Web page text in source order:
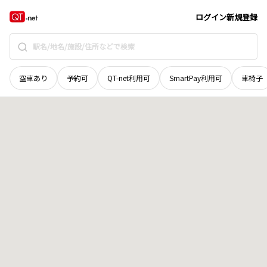
ログイン新規登録
空車あり 予約可 QT-net利用可 SmartPay利用可 車椅子
岡山県